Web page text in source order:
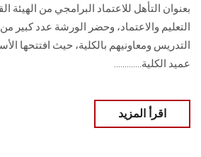
بعنوان التأهل للاعتماد البرامجي من الهيئة
التعليم والاعتماد، وحضر الورشة عدد كبير
التدريس ومعاونيهم بالكلية، حيث افتتحها
عميد الكلية.............
اقرأ المزيد